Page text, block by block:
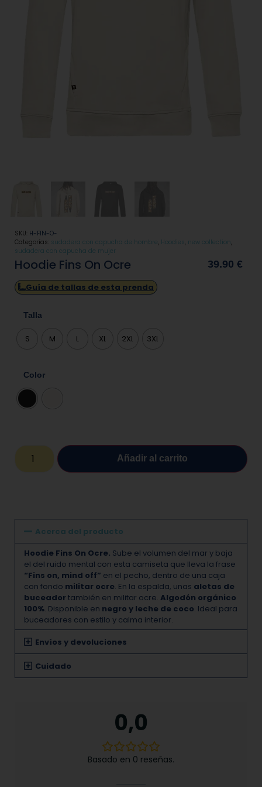
SKU: H-FIN-O-
Categorías: sudadera con capucha de hombre Hoodies new collection
sudadera con capucha de mujer
Hoodie Fins On Ocre 39.90€
Guía de tallas de esta prenda
Talla
S M L XL 2XL 3XL
Color
Añadir al carrito
Acerca del producto
Hoodie Fins On Ocre. Sube el volumen del mar y baja
el del ruido mental con esta camiseta que lleva la frase
“Fins on, mind off” en el pecho, dentro de una caja
con fondo militar ocre. En la espalda, unas aletas de
buceador también en militar ocre. Algodón orgánico
100%. Disponible en negro y leche de coco. Ideal para
buceadores con estilo y calma interior.
Envíos y devoluciones
Cuidado
0,0
Basado en 0 reseñas.